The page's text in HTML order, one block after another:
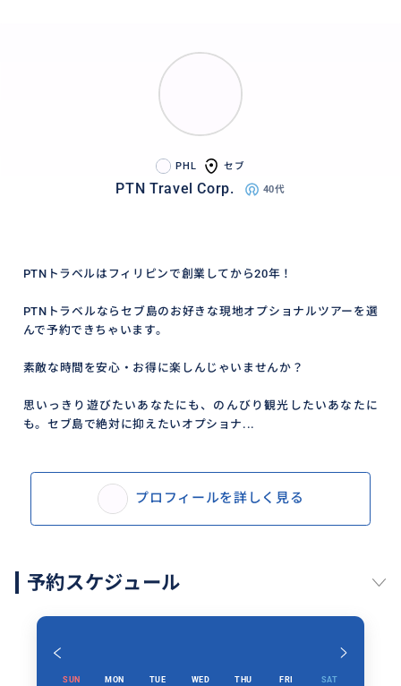
PHL セブ
PTN Travel Corp. 40代
PTNトラベルはフィリピンで創業してから20年！
PTNトラベルならセブ島のお好きな現地オプショナルツアーを選
んで予約できちゃいます。
素敵な時間を安心・お得に楽しんじゃいませんか？
思いっきり遊びたいあなたにも、のんびり観光したいあなたに
も。セブ島で絶対に抑えたいオプショナ...
プロフィールを詳しく見る
予約スケジュール
SUN MON TUE WED THU FRI SAT